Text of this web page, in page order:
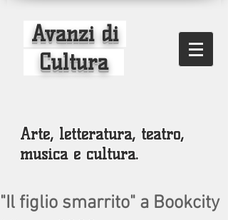
Avanzi di
Cultura
Arte, letteratura, teatro,
musica e cultura.
"Il figlio smarrito" a Bookcity